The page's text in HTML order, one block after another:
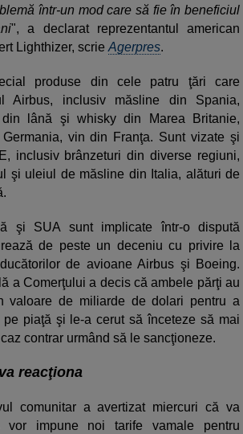
într-un mod care să fie în beneficiul
", a declarat reprezentantul american
Lighthizer, scrie Agerpres.
produse din cele patru ţări care
Airbus, inclusiv măsline din Spania,
din lână şi whisky din Marea Britanie,
vin din Franţa. Sunt vizate şi
inclusiv brânzeturi din diverse regiuni,
şi uleiul de măsline din Italia, alături de
şi SUA sunt implicate într-o dispută
de peste un deceniu cu privire la
de avioane Airbus şi Boeing.
a Comerţului a decis că ambele părţi au
valoare de miliarde de dolari pentru a
piaţă şi le-a cerut să înceteze să mai
contrar urmând să le sancţioneze.
reacţiona
comunitar a avertizat miercuri că va
vor impune noi tarife vamale pentru